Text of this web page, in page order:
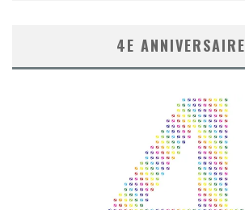
4E ANNIVERSAIRE